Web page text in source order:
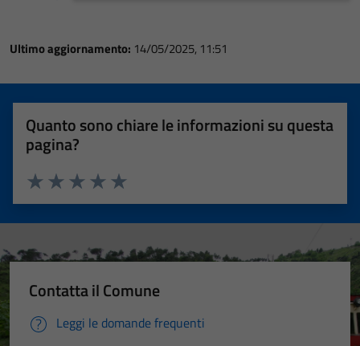
Ultimo aggiornamento: 14/05/2025, 11:51
Quanto sono chiare le informazioni su questa
pagina?
Valuta 5 stelle su 5
Valuta 4 stelle su 5
Valuta 3 stelle su 5
Valuta 2 stelle su 5
Valuta 1 stelle su 5
Contatta il Comune
Leggi le domande frequenti